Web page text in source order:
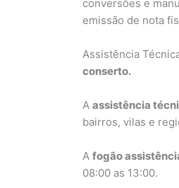
conversões e
emissão de nota
Assistência
conserto.
A assistência
bairros, vilas e
A fogão
08:00 as 13:00.